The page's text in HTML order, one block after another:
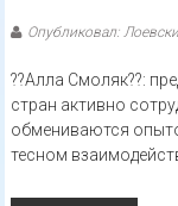
Опубликовал:
??Алла Смоляк??:
стран активно
обмениваются
тесном